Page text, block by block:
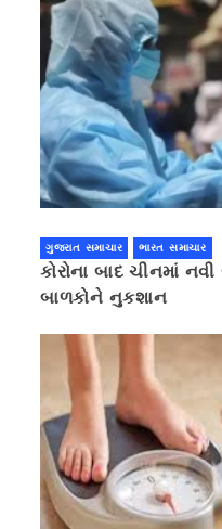
ગુજરાત સમાચાર ભારત સમાચાર
કોરોના બાદ ચીનમાં નવી
બાળકોને નુકશાન